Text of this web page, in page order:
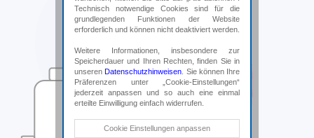
Technisch notwendige Cookies sind für die
grundlegenden Funktionen der Website
erforderlich und können nicht deaktiviert werden.
Weitere Informationen, insbesondere zur
Speicherdauer und Ihren Rechten, finden Sie in
unserenDatenschutzhinweisen . Sie können Ihre
Präferenzen unter „Cookie-Einstellungen“
jederzeit anpassen und so auch eine einmal
erteilte Einwilligung einfach widerrufen.
Technische Cookies
Cookie Einstellungen anpassen